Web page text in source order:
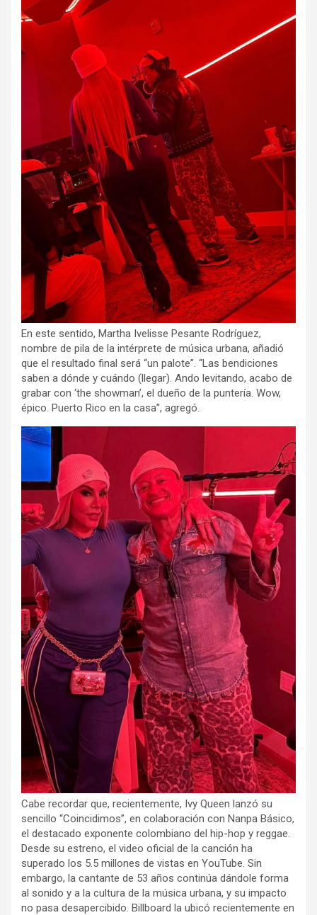
En este sentido, Martha Ivelisse Pesante Rodríguez,
nombre de pila de la intérprete de música urbana, añadió
que el resultado final será “un palote”. “Las bendiciones
saben a dónde y cuándo (llegar). Ando levitando, acabo de
grabar con ‘the showman’, el dueño de la puntería. Wow,
épico. Puerto Rico en la casa”, agregó.
Cabe recordar que, recientemente, Ivy Queen lanzó su
sencillo “Coincidimos”, en colaboración con Nanpa Básico,
el destacado exponente colombiano del hip-hop y reggae.
Desde su estreno, el video oficial de la canción ha
superado los 5.5 millones de vistas en YouTube. Sin
embargo, la cantante de 53 años continúa dándole forma
al sonido y a la cultura de la música urbana, y su impacto
no pasa desapercibido. Billboard la ubicó recientemente en